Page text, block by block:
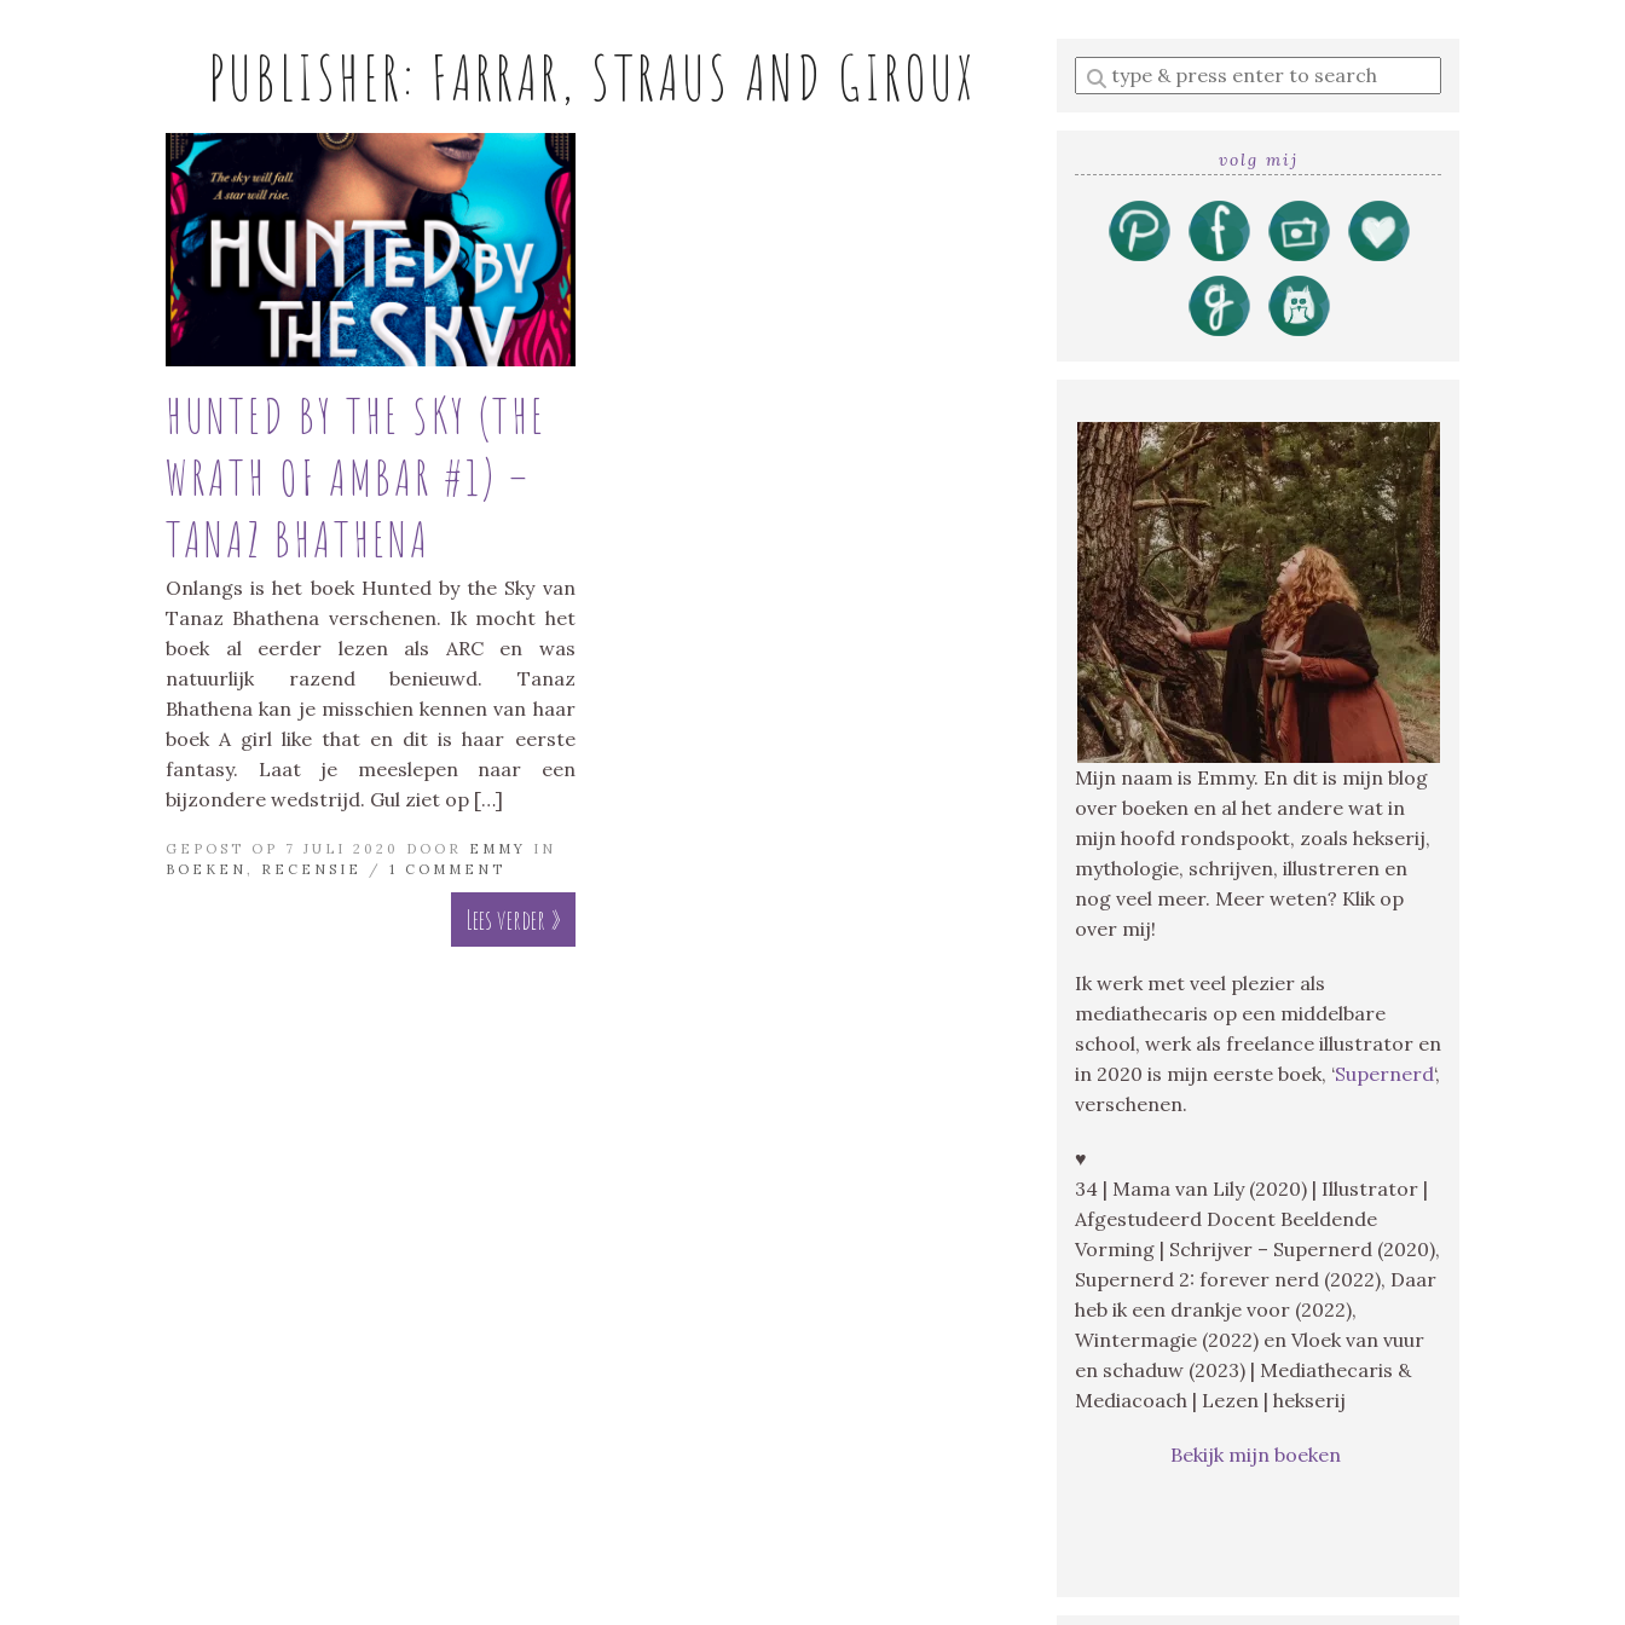
PUBLISHER: FARRAR, STRAUS AND GIROUX
HUNTED BY THE SKY (THE
WRATH OF AMBAR #1) –
TANAZ BHATHENA
Onlangs is het boek Hunted by the Sky van
Tanaz Bhathena verschenen. Ik mocht het
boek al eerder lezen als ARC en was
natuurlijk razend benieuwd. Tanaz
Bhathena kan je misschien kennen van haar
boek A girl like that en dit is haar eerste
fantasy. Laat je meeslepen naar een
bijzondere wedstrijd. Gul ziet op […]
GEPOST OP 7 JULI 2020 DOOR EMMY
IN
BOEKEN , RECENSIE / 1 COMMENT
Lees verder »
Enter
a
volg mij
Mijn naam is Emmy. En dit is mijn blog
over boeken en al het andere wat in
mijn hoofd rondspookt, zoals hekserij,
mythologie, schrijven, illustreren en
nog veel meer. Meer weten? Klik op
over mij!
Ik werk met veel plezier als
mediathecaris op een middelbare
school, werk als freelance illustrator en
in 2020 is mijn eerste boek, ‘Supernerd‘,
verschenen.
♥
34 | Mama van Lily (2020) | Illustrator |
Afgestudeerd Docent Beeldende
Vorming | Schrijver – Supernerd (2020),
Supernerd 2: forever nerd (2022), Daar
heb ik een drankje voor (2022),
Wintermagie (2022) en Vloek van vuur
en schaduw (2023) | Mediathecaris &
Mediacoach | Lezen | hekserij
Bekijk mijn boeken